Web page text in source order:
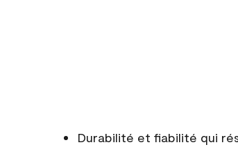
Durabilité et fiabilité qui